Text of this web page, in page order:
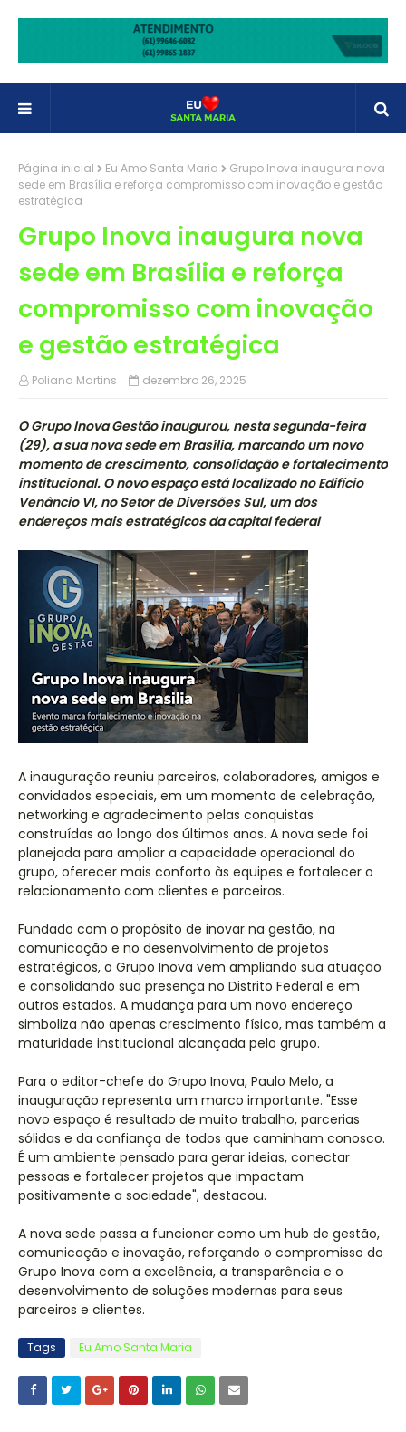
Página inicial Eu Amo Santa Maria
Grupo Inova inaugura nova
sede em Brasília e reforça compromisso com inovação e gestão
estratégica
Grupo Inova inaugura nova
sede em Brasília e reforça
compromisso com inovação
e gestão estratégica
Poliana Martins dezembro 26, 2025
O Grupo Inova Gestão inaugurou, nesta segunda-feira
(29), a sua nova sede em Brasília, marcando um novo
momento de crescimento, consolidação e fortalecimento
institucional. O novo espaço está localizado no Edifício
Venâncio VI, no Setor de Diversões Sul, um dos
endereços mais estratégicos da capital federal
A inauguração reuniu parceiros, colaboradores, amigos e
convidados especiais, em um momento de celebração,
networking e agradecimento pelas conquistas
construídas ao longo dos últimos anos. A nova sede foi
planejada para ampliar a capacidade operacional do
grupo, oferecer mais conforto às equipes e fortalecer o
relacionamento com clientes e parceiros.
Fundado com o propósito de inovar na gestão, na
comunicação e no desenvolvimento de projetos
estratégicos, o Grupo Inova vem ampliando sua atuação
e consolidando sua presença no Distrito Federal e em
outros estados. A mudança para um novo endereço
simboliza não apenas crescimento físico, mas também a
maturidade institucional alcançada pelo grupo.
Para o editor-chefe do Grupo Inova, Paulo Melo, a
inauguração representa um marco importante. "Esse
novo espaço é resultado de muito trabalho, parcerias
sólidas e da confiança de todos que caminham conosco.
É um ambiente pensado para gerar ideias, conectar
pessoas e fortalecer projetos que impactam
positivamente a sociedade", destacou.
A nova sede passa a funcionar como um hub de gestão,
comunicação e inovação, reforçando o compromisso do
Grupo Inova com a excelência, a transparência e o
desenvolvimento de soluções modernas para seus
parceiros e clientes.
Tags Eu Amo Santa Maria